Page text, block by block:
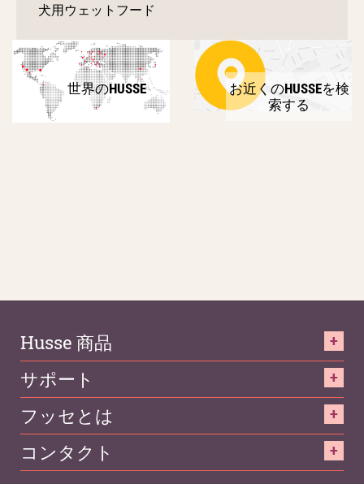
犬用ウェットフード
世界のHUSSE
お近くのHUSSEを検
索する
Husse 商品
サポート
フッセとは
コンタクト